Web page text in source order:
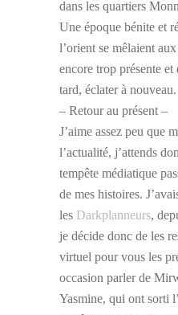
dans les quartiers
Une époque bénite et
l’orient se mêlaient
encore trop présente
tard, éclater à nouveau.
– Retour au présent –
J’aime assez peu que
l’actualité, j’attends
tempête médiatique
de mes histoires.
les Darkplanneurs,
je décide donc de les
virtuel pour vous les
occasion parler de
Yasmine, qui ont sorti